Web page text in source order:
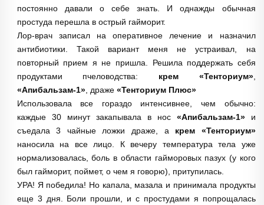
постоянно давали о себе знать. И однажды обычная
простуда перешла в острый гайморит.
Лор-врач записал на оперативное лечение и назначил
антибиотики. Такой вариант меня не устраивал, на
повторный прием я не пришла. Решила поддержать себя
продуктами пчеловодства: крем «Тенториум»,
«Апибальзам-1», драже «Тенториум Плюс»
Использовала все гораздо интенсивнее, чем обычно:
каждые 30 минут закапывала в нос «Апибальзам-1»и
съедала 3 чайные ложки драже, а крем «Тенториум»
наносила на все лицо. К вечеру температура тела уже
нормализовалась, боль в области гайморовых пазух (у кого
был гайморит, поймет, о чем я говорю), притупилась.
УРА! Я победила! Но капала, мазала и принимала продукты
еще 3 дня. Боли прошли, и с простудами я попрощалась